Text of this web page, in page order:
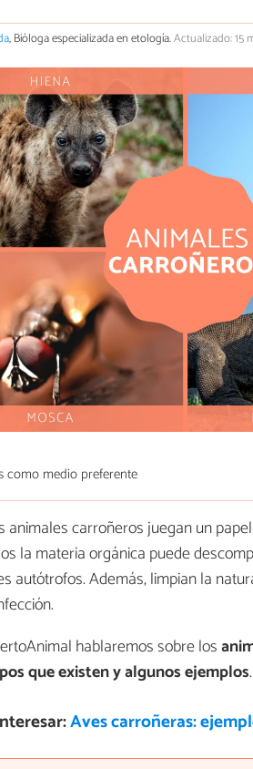
, Bióloga especializada en etología.Actualizado: 15
como medio preferente
animales carroñeros juegan un
la materia orgánica puede
autótrofos. Además, limpian la
hablaremos sobre los
que existen y algunos ejemplos.
Aves carroñeras: